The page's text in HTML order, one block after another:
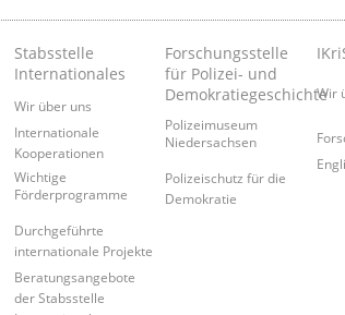
Stabsstelle
Internationales
Wir über uns
Internationale
Kooperationen
Wichtige
Förderprogramme
Durchgeführte
internationale Projekte
Beratungsangebote
der Stabsstelle
Forschungsstelle
für Polizei- und
Demokratiegeschichte
Polizeimuseum
Niedersachsen
Polizeischutz für die
Demokratie
Wir